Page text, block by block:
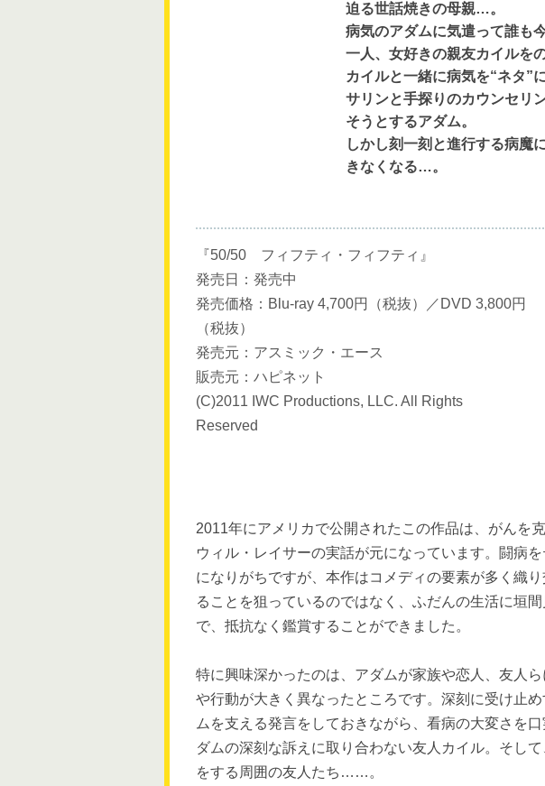
迫る世話焼きの母親…。
病気のアダムに気遣って誰も
一人、女好きの親友カイルを
カイルと一緒に病気を“ネタ”
サリンと手探りのカウンセリ
そうとするアダム。
しかし刻一刻と進行する病魔
きなくなる…。
『50/50 フィフティ・フィフティ』
発売日：発売中
発売価格：Blu-ray 4,700円（税抜）／DVD 3,800円
（税抜）
発売元：アスミック・エース
販売元：ハピネット
(C)2011 IWC Productions, LLC. All Rights
Reserved
2011年にアメリカで公開されたこの作品は、がんを
ウィル・レイサーの実話が元になっています。闘病
になりがちですが、本作はコメディの要素が多く織
ることを狙っているのではなく、ふだんの生活に垣
で、抵抗なく鑑賞することができました。
特に興味深かったのは、アダムが家族や恋人、友人
や行動が大きく異なったところです。深刻に受け止
ムを支える発言をしておきながら、看病の大変さを
ダムの深刻な訴えに取り合わない友人カイル。そし
をする周囲の友人たち …… 。